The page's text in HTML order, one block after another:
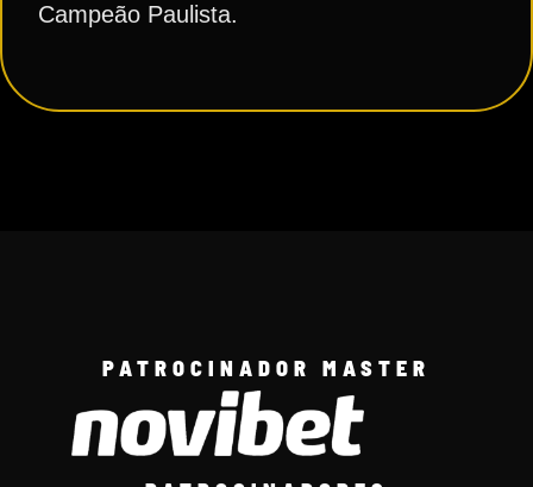
Campeão Paulista.
PATROCINADOR MASTER